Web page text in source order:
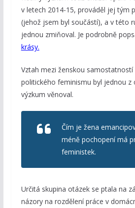
v letech 2014-15, prováděl jej tým
(jehož jsem byl součástí), a v této
jednou zmiňoval. Je podrobně
krásy.
Vztah mezi ženskou
politického feminismu byl jednou z
výzkum věnoval.
Čím je žena
méně pochopení má
feministek.
Určitá skupina otázek se ptala na
názory na rozdělení práce v